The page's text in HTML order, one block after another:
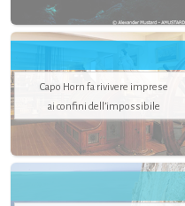
Capo Horn fa rivivere imprese
ai confini dell’impossibile